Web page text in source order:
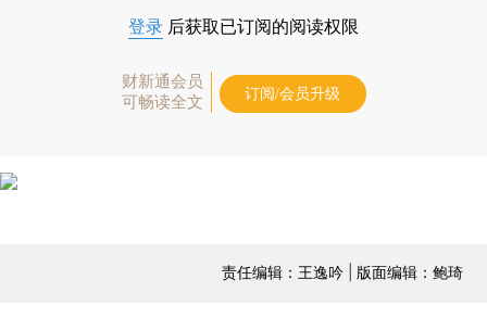
登录 后获取已订阅的阅读权限
财新通会员
可畅读全文
订阅/会员升级
责任编辑：王逸吟 | 版面编辑：鲍琦